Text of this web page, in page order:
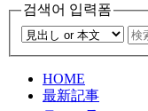
검색어 입력폼
HOME
最新記事